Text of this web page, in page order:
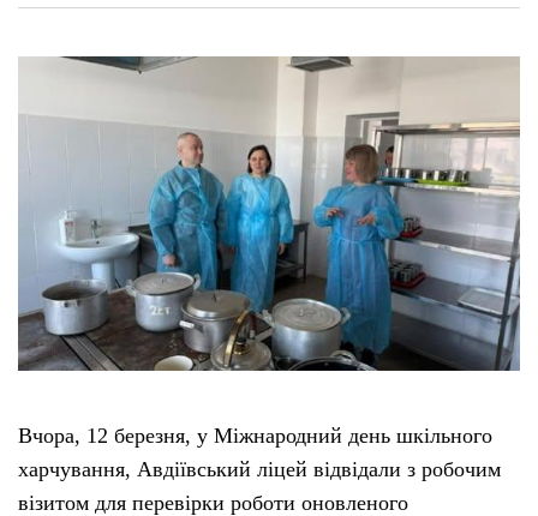
Вчора, 12 березня, у Міжнародний день шкільного
харчування, Авдіївський ліцей відвідали з робочим
візитом для перевірки роботи оновленого